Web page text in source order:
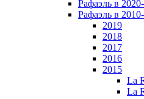
Рафаэль в
Рафаэль в
2019
2018
2017
2016
2015
La
La